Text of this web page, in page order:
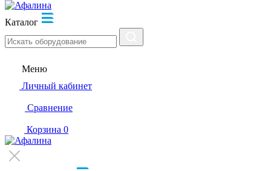
Каталог
Меню
Личный кабинет
Сравнение
Корзина 0